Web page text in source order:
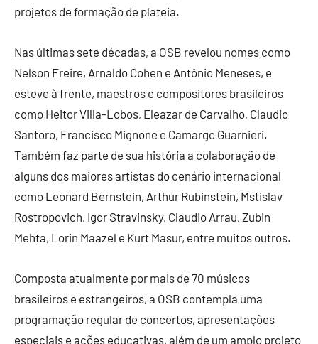
projetos de formação de plateia.
Nas últimas sete décadas, a OSB revelou nomes como
Nelson Freire, Arnaldo Cohen e Antônio Meneses, e
esteve à frente, maestros e compositores brasileiros
como Heitor Villa-Lobos, Eleazar de Carvalho, Claudio
Santoro, Francisco Mignone e Camargo Guarnieri.
Também faz parte de sua história a colaboração de
alguns dos maiores artistas do cenário internacional
como Leonard Bernstein, Arthur Rubinstein, Mstislav
Rostropovich, Igor Stravinsky, Claudio Arrau, Zubin
Mehta, Lorin Maazel e Kurt Masur, entre muitos outros.
Composta atualmente por mais de 70 músicos
brasileiros e estrangeiros, a OSB contempla uma
programação regular de concertos, apresentações
especiais e ações educativas, além de um amplo projeto